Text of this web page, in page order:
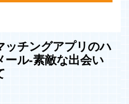
示されそちらからお相手
ッチングアプリのハ
ール-素敵な出会い